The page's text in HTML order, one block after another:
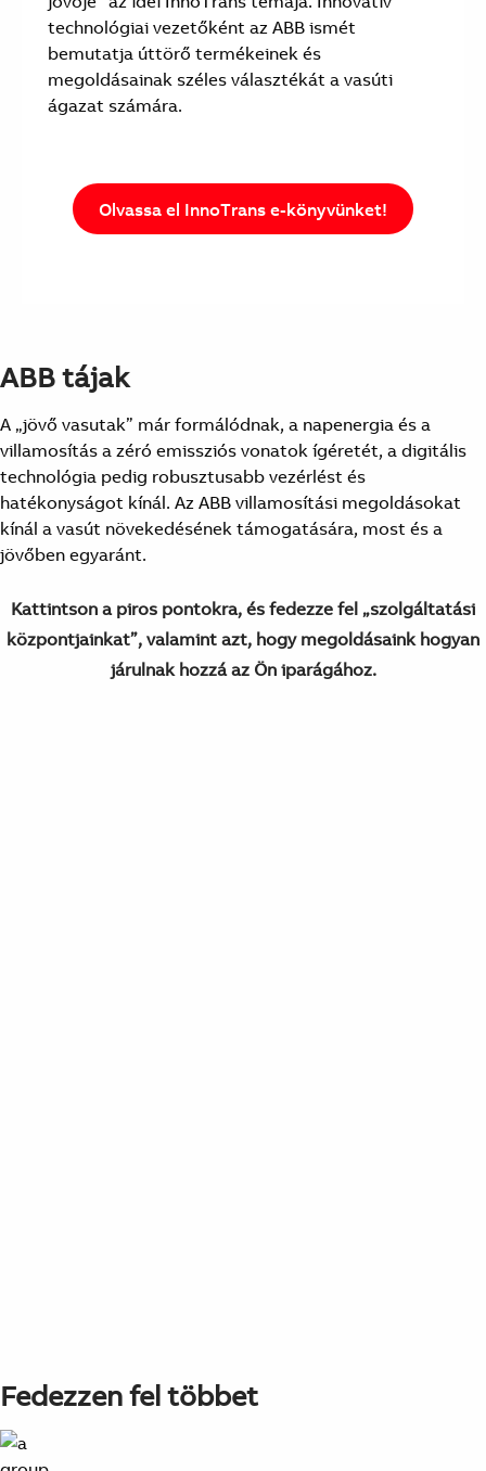
technológiai vezetőként az ABB ismét
bemutatja úttörő termékeinek és
megoldásainak széles választékát a vasúti
ágazat számára.
Olvassa el InnoTrans e-könyvünket!
ABB tájak
A „jövő vasutak” már formálódnak, a napenergia és a
villamosítás a zéró emissziós vonatok ígéretét, a digitális
technológia pedig robusztusabb vezérlést és
hatékonyságot kínál. Az ABB villamosítási megoldásokat
kínál a vasút növekedésének támogatására, most és a
jövőben egyaránt.
Kattintson a piros pontokra, és fedezze fel „szolgáltatási
központjainkat”, valamint azt, hogy megoldásaink hogyan
járulnak hozzá az Ön iparágához.
Fedezzen fel többet